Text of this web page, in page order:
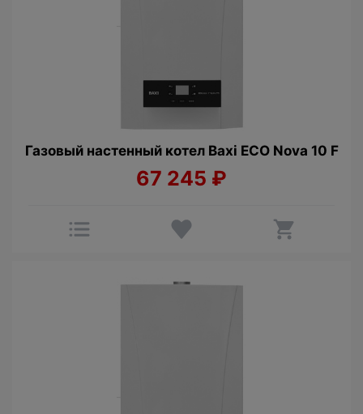
Газовый настенный котел Baxi ECO Nova 10 F
67 245 ₽